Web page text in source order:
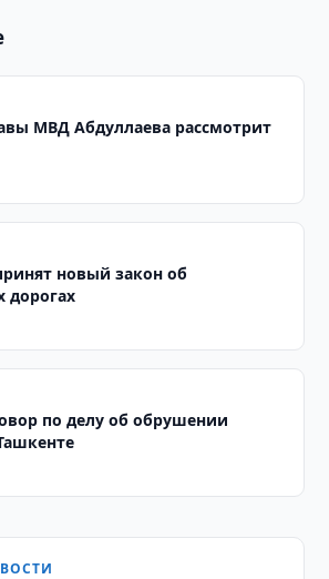
МВД Абдуллаева рассмотрит
новый закон об
дорогах
по делу об обрушении